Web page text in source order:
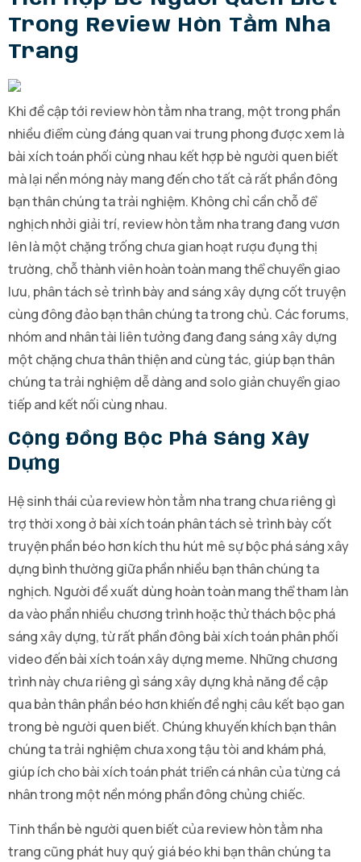
Trong Review Hòn Tằm Nha
Trang
Khi đề cập tới review hòn tằm nha trang, một trong phần
nhiều điểm cùng đáng quan vai trung phong được xem là
bài xích toán phối cùng nhau kết hợp bè người quen biết
mà lại nền móng này mang đến cho tất cả rất phần đông
bạn thân chúng ta trải nghiệm. Không chỉ cần chỗ để
nghịch nhởi giải trí, review hòn tằm nha trang đang vươn
lên là một chặng trống chưa gian hoạt rượu đụng thị
trường, chỗ thành viên hoàn toàn mang thể chuyển giao
lưu, phân tách sẻ trình bày and sáng xây dựng cốt truyện
cùng đông đảo bạn thân chúng ta trong chủ. Các forums,
nhóm and nhân tài liên tưởng đang đang sáng xây dựng
một chặng chưa thân thiện and cùng tác, giúp bạn thân
chúng ta trải nghiệm dễ dàng and solo giản chuyển giao
tiếp and kết nối cùng nhau.
Cộng Đồng Bộc Phá Sáng Xây
Dựng
Hệ sinh thái của review hòn tằm nha trang chưa riêng gì
trợ thời xong ở bài xích toán phân tách sẻ trình bày cốt
truyện phần béo hơn kích thu hút mê sự bộc phá sáng xây
dựng bình thường giữa phần nhiều bạn thân chúng ta
nghịch. Người đề xuất dùng hoàn toàn mang thể tham làn
da vào phần nhiều chương trình hoặc thử thách bộc phá
sáng xây dựng, từ rất phần đông bài xích toán phân phối
video đến bài xích toán xây dựng meme. Những chương
trình này chưa riêng gì sáng xây dựng khả năng đề cập
qua bản thân phần béo hơn khiến đề nghị câu kết bạo gan
trong bè người quen biết. Chúng khuyến khích bạn thân
chúng ta trải nghiệm chưa xong tậu tòi and khám phá,
giúp ích cho bài xích toán phát triển cá nhân của từng cá
nhân trong một nền móng phần đông chủng chiếc.
Tinh thần bè người quen biết của review hòn tằm nha
trang cũng phát huy quý giá béo khi bạn thân chúng ta